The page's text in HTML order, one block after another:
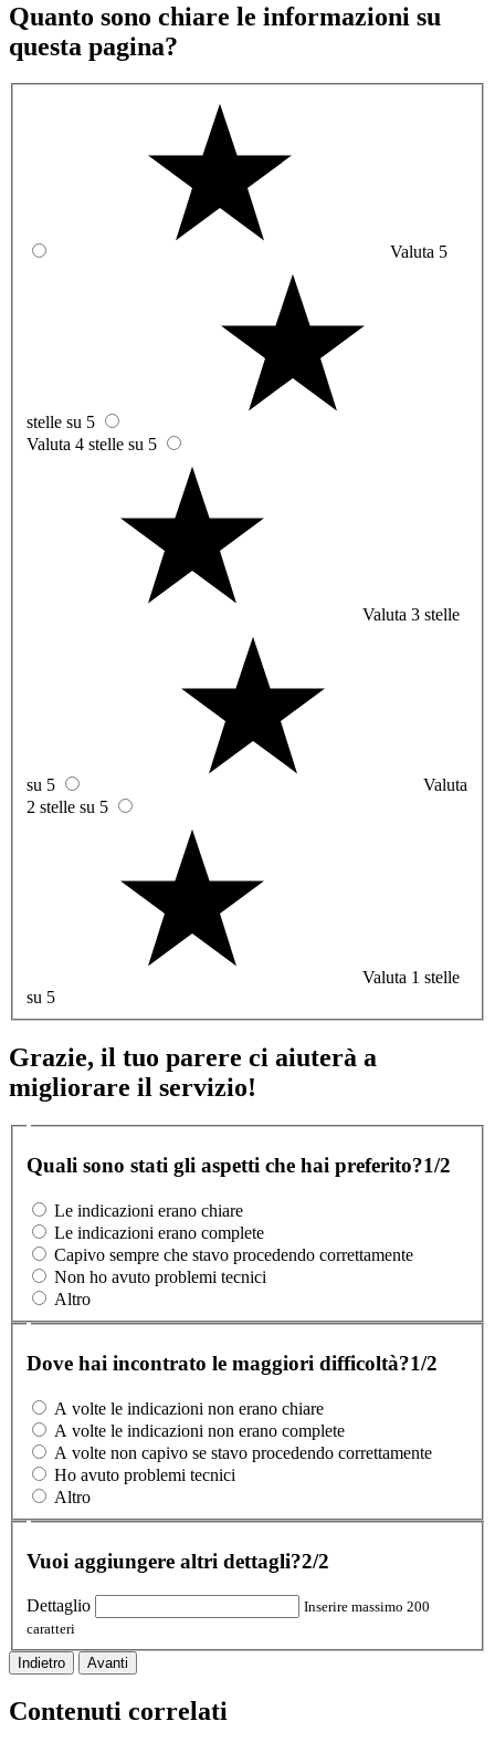
Quanto sono chiare le informazioni su
questa pagina?
Valuta 5
stelle su 5
Valuta 4 stelle su 5
Valuta 3 stelle
su 5
Valuta
2 stelle su 5
Valuta 1 stelle
su 5
Grazie, il tuo parere ci aiuterà a
migliorare il servizio!
Quali sono stati gli aspetti che hai preferito?1/2
Le indicazioni erano chiare
Le indicazioni erano complete
Capivo sempre che stavo procedendo correttamente
Non ho avuto problemi tecnici
Altro
Dove hai incontrato le maggiori difficoltà?1/2
A volte le indicazioni non erano chiare
A volte le indicazioni non erano complete
A volte non capivo se stavo procedendo correttamente
Ho avuto problemi tecnici
Altro
Vuoi aggiungere altri dettagli?2/2
Dettaglio
Inserire massimo 200
caratteri
Indietro Avanti
Contenuti correlati